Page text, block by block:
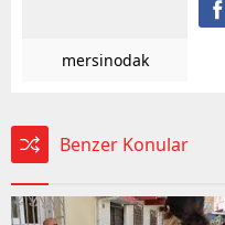
mersinodak
Benzer Konular